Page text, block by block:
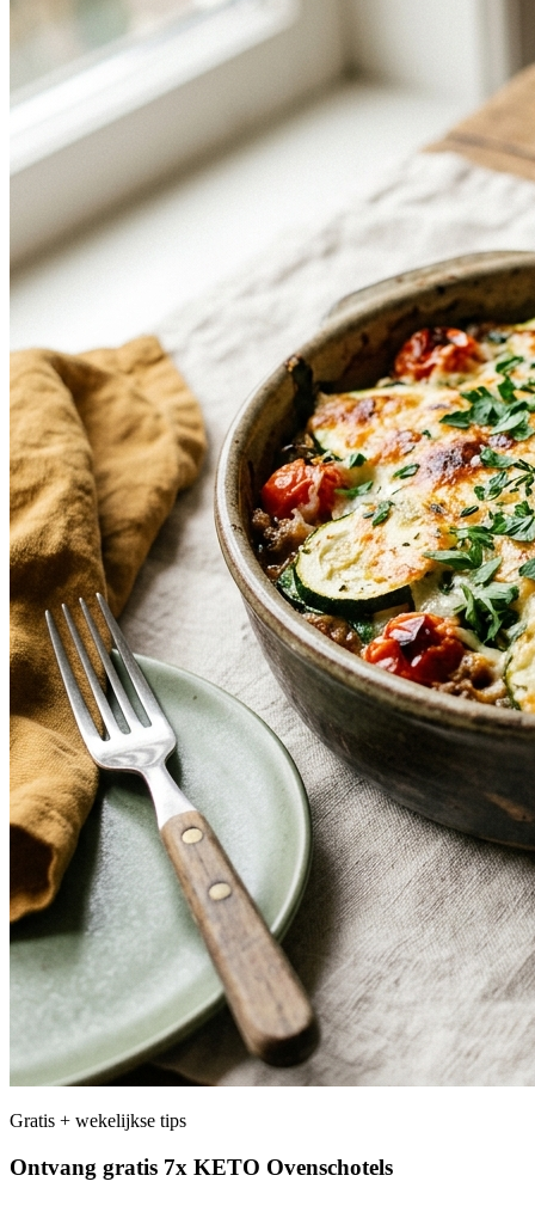
Gratis + wekelijkse tips
Ontvang gratis 7x KETO Ovenschotels